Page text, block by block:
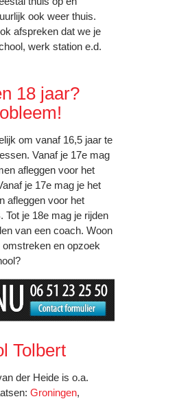
ook weer thuis.
afspreken dat we je
werk station e.d.
18 jaar?
om vanaf 16,5 jaar te
Vanaf je 17e mag
afleggen voor het
je 17e mag je het
afleggen voor het
Tot je 18e mag je rijden
van een coach. Woon
omstreken en opzoek
Tolbert
der Heide is o.a.
Groningen,